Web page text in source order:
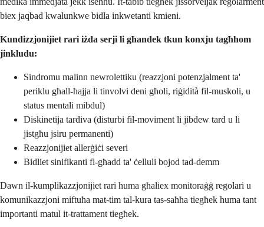
biex jaqbad kwalunkwe bidla inkwetanti kmieni.
Kundizzjonijiet rari iżda serji li għandek tkun konxju tagħhom
jinkludu:
Sindromu malinn newrolettiku (reazzjoni potenzjalment ta'
periklu għall-ħajja li tinvolvi deni għoli, riġidità fil-muskoli, u
status mentali mibdul)
Diskinetija tardiva (disturbi fil-moviment li jibdew tard u li
jistgħu jsiru permanenti)
Reazzjonijiet allerġiċi severi
Bidliet sinifikanti fl-għadd ta' ċelluli bojod tad-demm
Dawn il-kumplikazzjonijiet rari huma għaliex monitoraġġ regolari u
komunikazzjoni miftuħa mat-tim tal-kura tas-saħħa tiegħek huma tant
importanti matul it-trattament tiegħek.